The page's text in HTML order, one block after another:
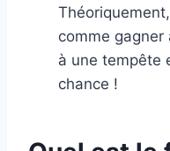
comme
à une tempête
chance !